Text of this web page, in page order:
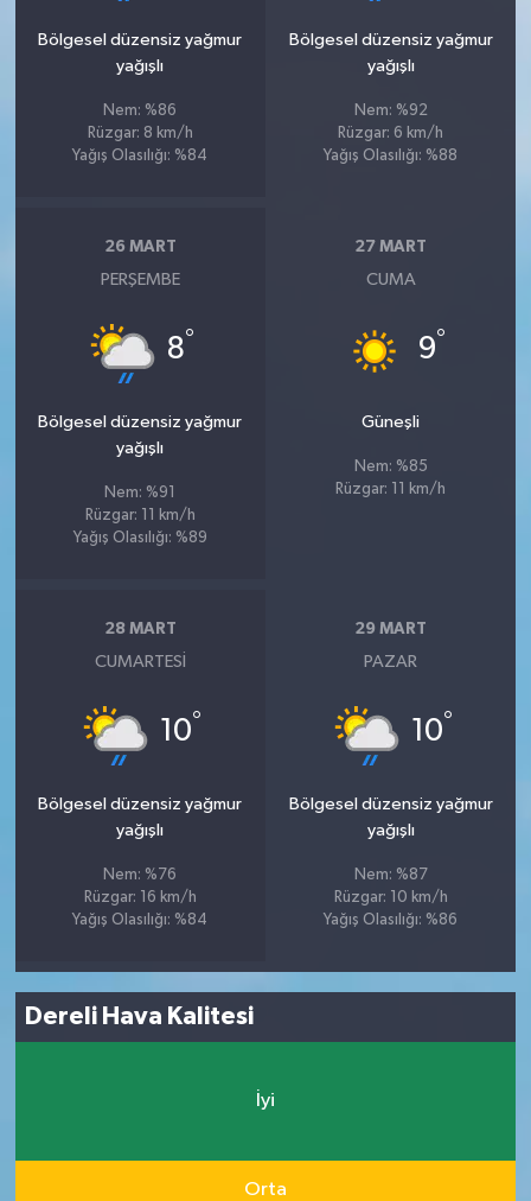
Bölgesel düzensiz yağmur
yağışlı
Nem: %86
Rüzgar: 8 km/h
Yağış Olasılığı: %84
Bölgesel düzensiz yağmur
yağışlı
Nem: %92
Rüzgar: 6 km/h
Yağış Olasılığı: %88
26 MART
PERŞEMBE
8°
Bölgesel düzensiz yağmur
yağışlı
Nem: %91
Rüzgar: 11 km/h
Yağış Olasılığı: %89
27 MART
CUMA
9°
Güneşli
Nem: %85
Rüzgar: 11 km/h
28 MART
CUMARTESI
10°
Bölgesel düzensiz yağmur
yağışlı
Nem: %76
Rüzgar: 16 km/h
Yağış Olasılığı: %84
29 MART
PAZAR
10°
Bölgesel düzensiz yağmur
yağışlı
Nem: %87
Rüzgar: 10 km/h
Yağış Olasılığı: %86
Dereli Hava Kalitesi
İyi
Orta